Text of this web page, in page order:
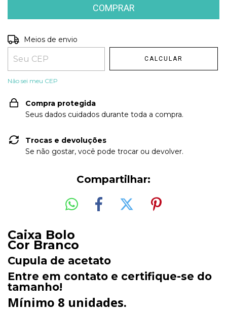
Entregas para o CEP:
Meios de envio
CALCULAR
Não sei meu CEP
Compra protegida
Seus dados cuidados durante toda a compra.
Trocas e devoluções
Se não gostar, você pode trocar ou devolver.
Compartilhar:
Caixa Bolo
Cor Branco
Cupula de acetato
Entre em contato e certifique-se do
tamanho!
Mínimo 8 unidades.